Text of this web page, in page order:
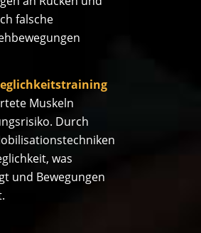
falsche
Muskeln
Durch
was
und Bewegungen